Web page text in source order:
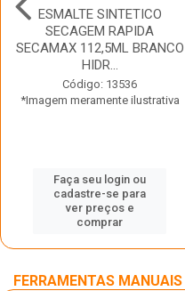
ESMALTE SINTETICO
SECAGEM RAPIDA
SECAMAX 112,5ML BRANCO
HIDR...
Código: 13536
*Imagem meramente ilustrativa
Faça seu login ou
cadastre-se para
ver preços e
comprar
FERRAMENTAS MANUAIS